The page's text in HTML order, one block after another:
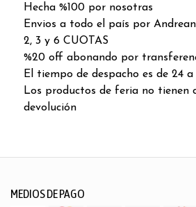
Hecha %100 por nosotras
Envios a todo el país por
2, 3 y 6 CUOTAS
%20 off abonando por
El tiempo de despacho es de 24
Los productos de feria no tienen
devolución
MEDIOS DE PAGO